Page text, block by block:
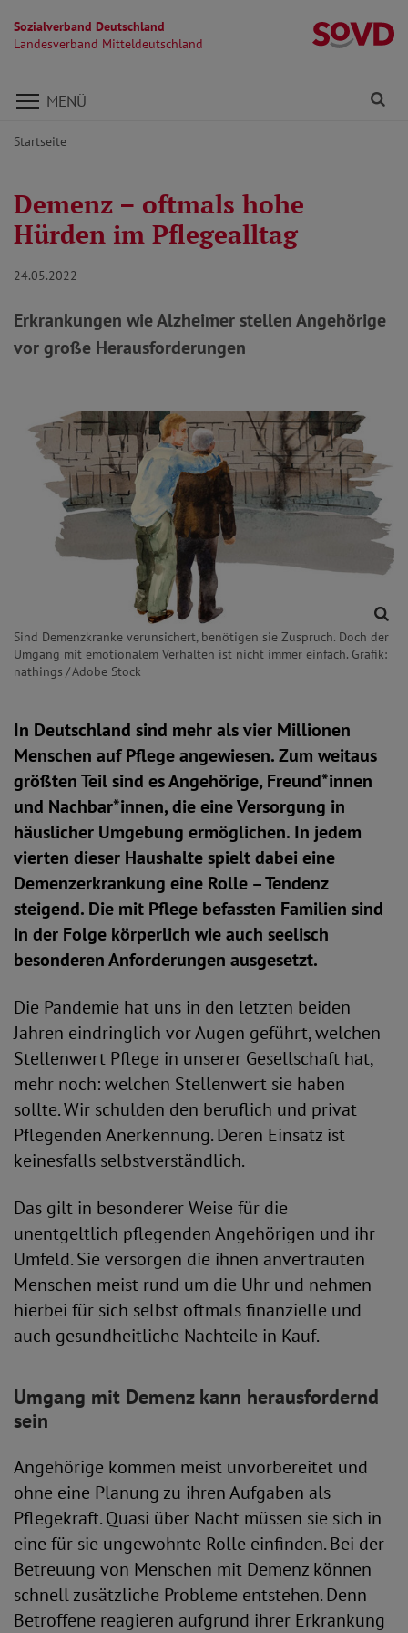
Sozialverband Deutschland
Landesverband Mitteldeutschland
Direkt zu den Inhalten springen
MENÜ
Startseite
Demenz – oftmals hohe
Hürden im Pflegealltag
24.05.2022
Erkrankungen wie Alzheimer stellen Angehörige
vor große Herausforderungen
Sind Demenzkranke verunsichert, benötigen sie Zuspruch. Doch der
Umgang mit emotionalem Verhalten ist nicht immer einfach. Grafik:
nathings / Adobe Stock
In Deutschland sind mehr als vier Millionen
Menschen auf Pflege angewiesen. Zum weitaus
größten Teil sind es Angehörige, Freund*innen
und Nachbar*innen, die eine Versorgung in
häuslicher Umgebung ermöglichen. In jedem
vierten dieser Haushalte spielt dabei eine
Demenzerkrankung eine Rolle – Tendenz
steigend. Die mit Pflege befassten Familien sind
in der Folge körperlich wie auch seelisch
besonderen Anforderungen ausgesetzt.
Die Pandemie hat uns in den letzten beiden
Jahren eindringlich vor Augen geführt, welchen
Stellenwert Pflege in unserer Gesellschaft hat,
mehr noch: welchen Stellenwert sie haben
sollte. Wir schulden den beruflich und privat
Pflegenden Anerkennung. Deren Einsatz ist
keinesfalls selbstverständlich.
Das gilt in besonderer Weise für die
unentgeltlich pflegenden Angehörigen und ihr
Umfeld. Sie versorgen die ihnen anvertrauten
Menschen meist rund um die Uhr und nehmen
hierbei für sich selbst oftmals finanzielle und
auch gesundheitliche Nachteile in Kauf.
Umgang mit Demenz kann herausfordernd
sein
Angehörige kommen meist unvorbereitet und
ohne eine Planung zu ihren Aufgaben als
Pflegekraft. Quasi über Nacht müssen sie sich in
eine für sie ungewohnte Rolle einfinden. Bei der
Betreuung von Menschen mit Demenz können
schnell zusätzliche Probleme entstehen. Denn
Betroffene reagieren aufgrund ihrer Erkrankung